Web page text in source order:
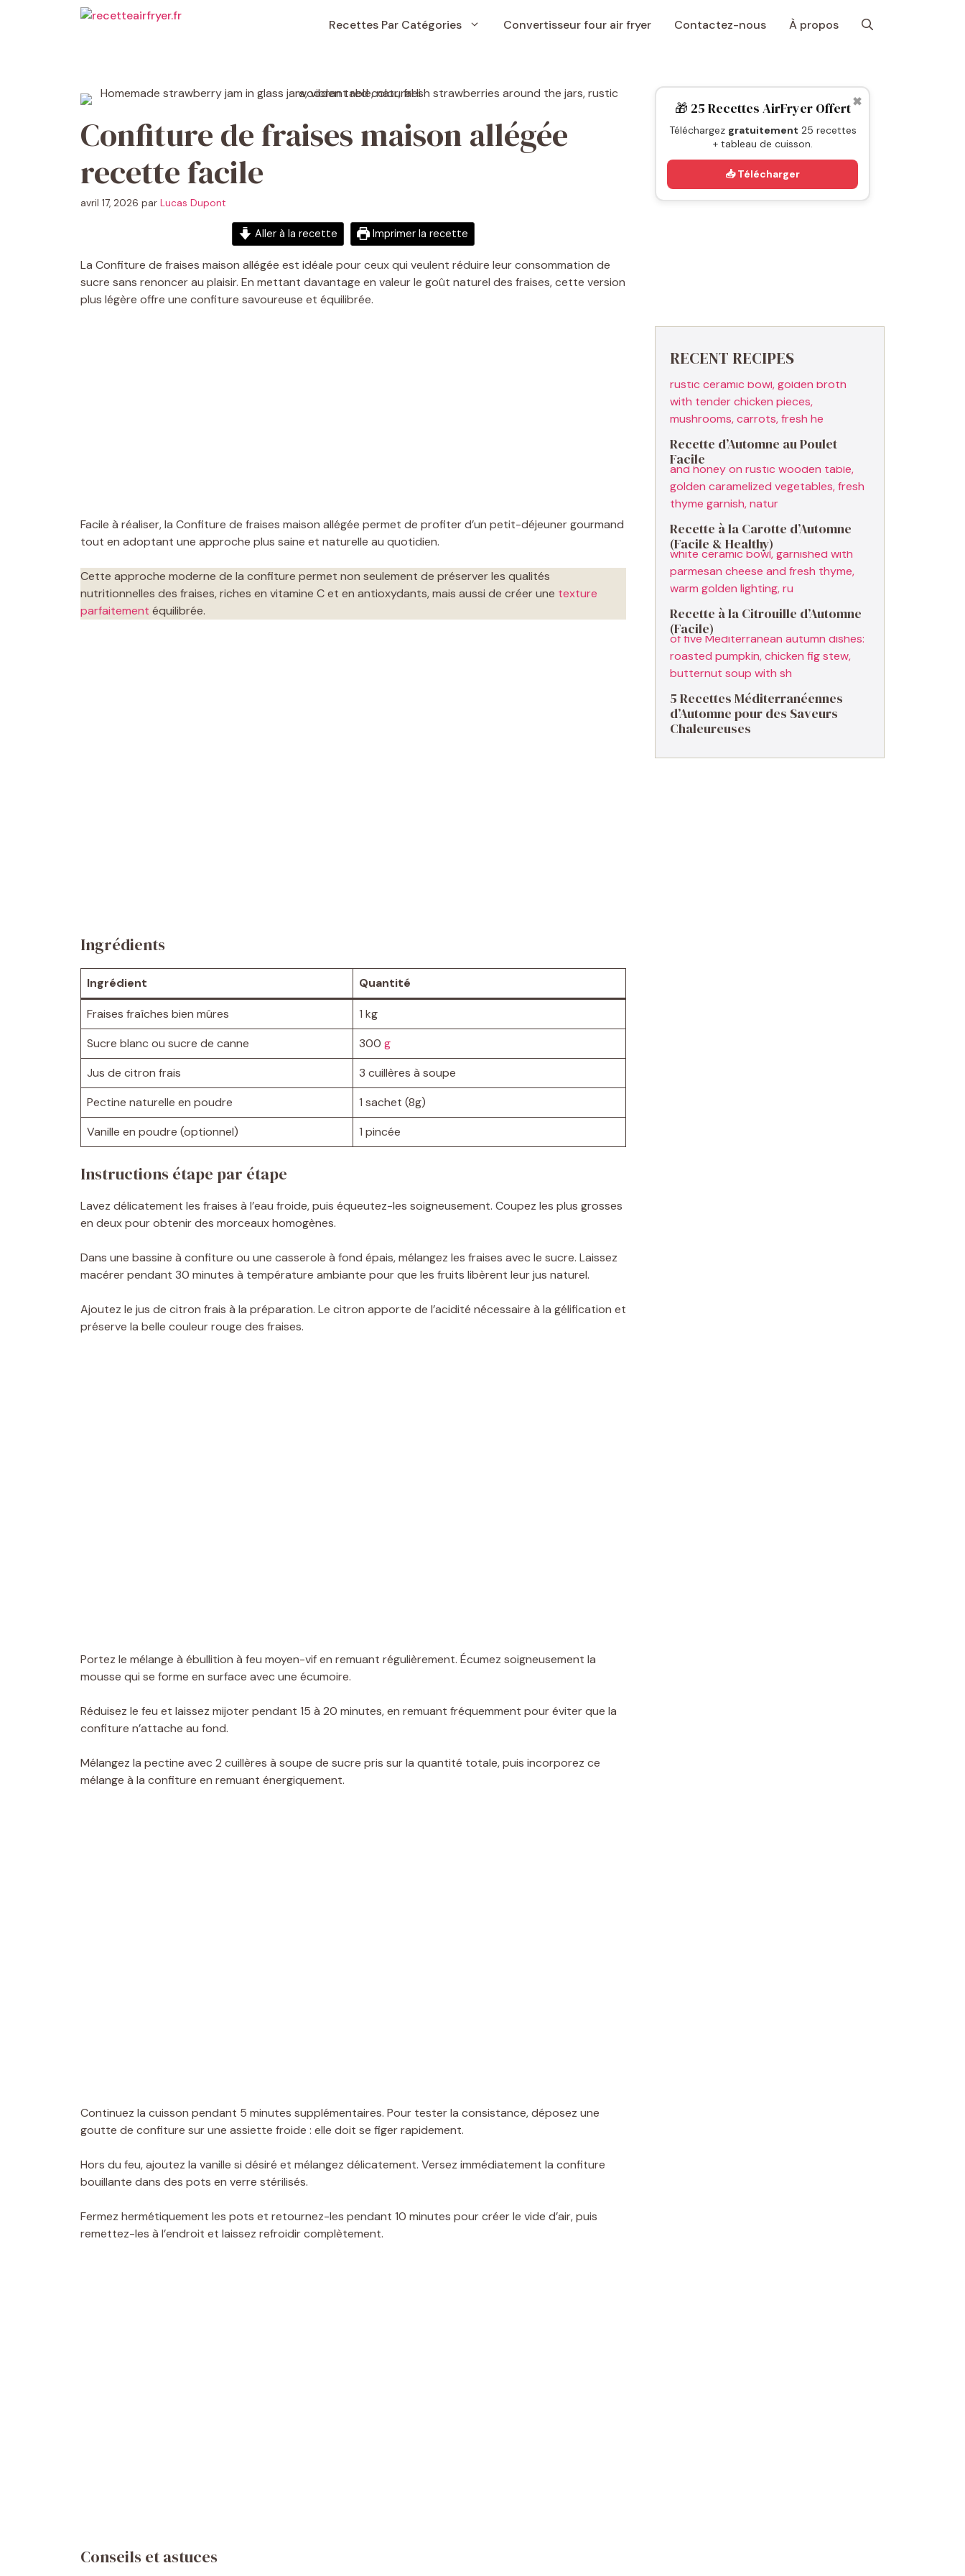
Recettes Par Catégories Convertisseur four air fryer Contactez-nous À propos
Confiture de fraises maison allégée
recette facile
avril 17, 2026 par Lucas Dupont
Aller à la recette Imprimer la recette
La Confiture de fraises maison allégée est idéale pour ceux qui veulent réduire leur consommation de
sucre sans renoncer au plaisir. En mettant davantage en valeur le goût naturel des fraises, cette version
plus légère offre une confiture savoureuse et équilibrée.
Facile à réaliser, la Confiture de fraises maison allégée permet de profiter d’un petit-déjeuner gourmand
tout en adoptant une approche plus saine et naturelle au quotidien.
Cette approche moderne de la confiture permet non seulement de préserver les qualités
nutritionnelles des fraises, riches en vitamine C et en antioxydants, mais aussi de créer une texture
parfaitement équilibrée.
Ingrédients
Ingrédient Quantité
Fraises fraîches bien mûres
1 kg
Sucre blanc ou sucre de canne
300 g
Jus de citron frais
3 cuillères à soupe
Pectine naturelle en poudre
1 sachet (8g)
Vanille en poudre (optionnel)
1 pincée
Instructions étape par étape
Lavez délicatement les fraises à l’eau froide, puis équeutez-les soigneusement. Coupez les plus grosses
en deux pour obtenir des morceaux homogènes.
Dans une bassine à confiture ou une casserole à fond épais, mélangez les fraises avec le sucre. Laissez
macérer pendant 30 minutes à température ambiante pour que les fruits libèrent leur jus naturel.
Ajoutez le jus de citron frais à la préparation. Le citron apporte de l’acidité nécessaire à la gélification et
préserve la belle couleur rouge des fraises.
Portez le mélange à ébullition à feu moyen-vif en remuant régulièrement. Écumez soigneusement la
mousse qui se forme en surface avec une écumoire.
Réduisez le feu et laissez mijoter pendant 15 à 20 minutes, en remuant fréquemment pour éviter que la
confiture n’attache au fond.
Mélangez la pectine avec 2 cuillères à soupe de sucre pris sur la quantité totale, puis incorporez ce
mélange à la confiture en remuant énergiquement.
Continuez la cuisson pendant 5 minutes supplémentaires. Pour tester la consistance, déposez une
goutte de confiture sur une assiette froide : elle doit se figer rapidement.
Hors du feu, ajoutez la vanille si désiré et mélangez délicatement. Versez immédiatement la confiture
bouillante dans des pots en verre stérilisés.
Fermez hermétiquement les pots et retournez-les pendant 10 minutes pour créer le vide d’air, puis
remettez-les à l’endroit et laissez refroidir complètement.
Conseils et astuces
✖
🎁 25 Recettes AirFryer Offert
Téléchargez gratuitement 25 recettes
+ tableau de cuisson.
📥 Télécharger
RECENT RECIPES
Recette d’Automne au Poulet
Facile
Recette à la Carotte d’Automne
(Facile & Healthy)
Recette à la Citrouille d’Automne
(Facile)
5 Recettes Méditerranéennes
d’Automne pour des Saveurs
Chaleureuses